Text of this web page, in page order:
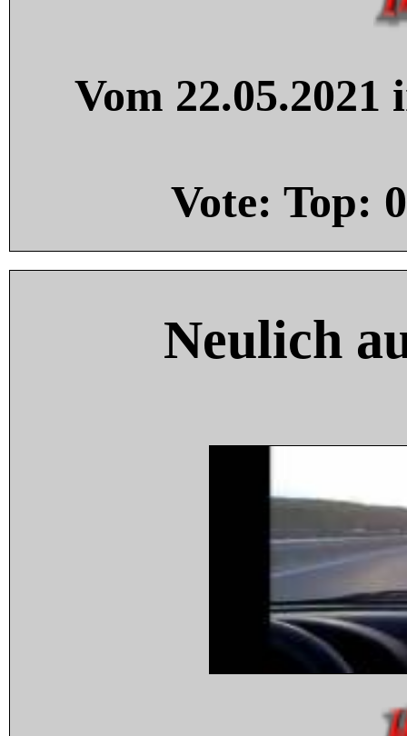
Vom
Vote: Top: 0
Neulich